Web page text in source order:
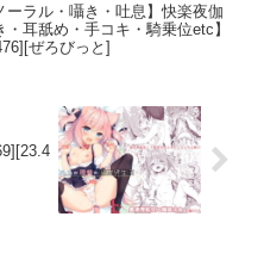
ーラル・囁き・吐息】快楽夜伽
・耳舐め・手コキ・騎乗位etc】
ぜろびっと]